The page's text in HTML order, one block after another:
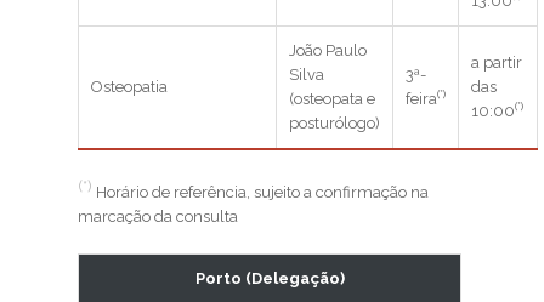
Osteopatia
João Paulo
Silva
(osteopata e
posturólogo)
3ª-
feira(*)
a partir
das
10:00(*)
(*) Horário de referência, sujeito a confirmação na
marcação da consulta
Porto (Delegação)